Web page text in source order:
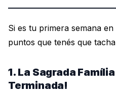
Si es tu primera semana
puntos que tenés que
1. La Sagrada
Terminada!